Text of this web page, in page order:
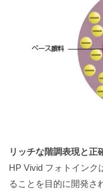
リッチな階調表現と正
HP Vivid フォトインク
ることを目的に開発さ